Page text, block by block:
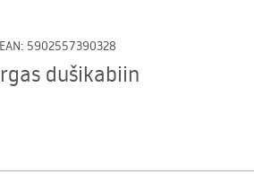
EAN: 5902557390328
dušikabiin